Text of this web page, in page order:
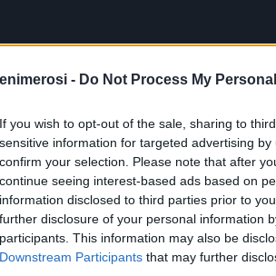
enimerosi - Do Not Process My
If you wish to opt-out of the sale, sharing to
sensitive information for targeted advertising
confirm your selection. Please note that after
continue seeing interest-based ads based on
information disclosed to third parties prior to
further disclosure of your personal information
participants. This information may also be
Downstream Participants that may further